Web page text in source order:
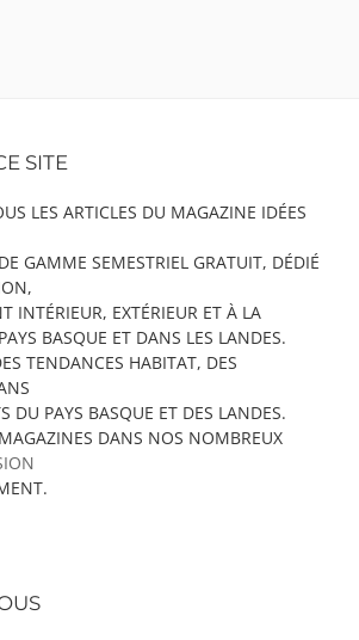
SITE
LES ARTICLES DU MAGAZINE IDÉES
GAMME SEMESTRIEL GRATUIT, DÉDIÉ
INTÉRIEUR, EXTÉRIEUR ET À LA
BASQUE ET DANS LES LANDES.
TENDANCES HABITAT, DES
DU PAYS BASQUE ET DES LANDES.
DANS NOS NOMBREUX